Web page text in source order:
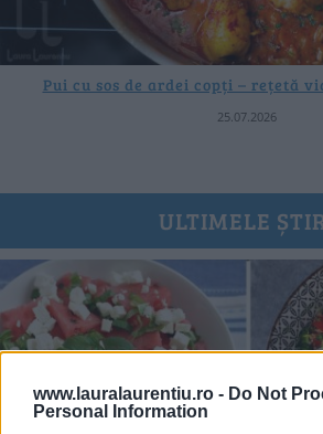
www.lauralaurentiu.ro - Do Not
Personal Information
Pui cu sos de ardei copți – rețetă
25.07.2026
ULTIMELE